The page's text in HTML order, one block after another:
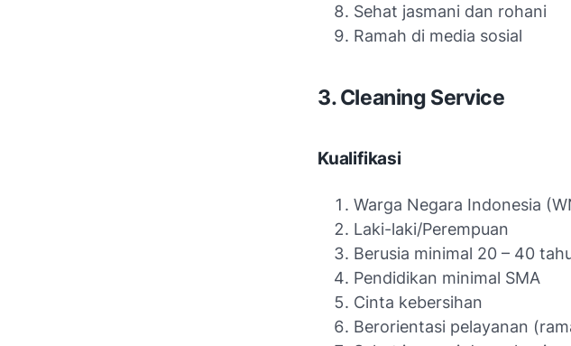
Sehat jasmani dan rohani
Ramah di media sosial
3. Cleaning Service
Kualifikasi
Warga Negara Indonesia
Laki-laki/Perempuan
Berusia minimal 20 – 40
Pendidikan minimal SMA
Cinta kebersihan
Berorientasi pelayanan